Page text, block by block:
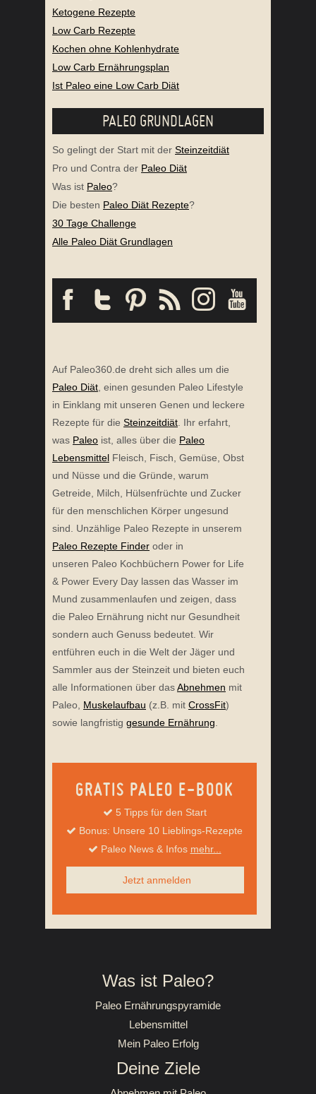
Ketogene Rezepte
Low Carb Rezepte
Kochen ohne Kohlenhydrate
Low Carb Ernährungsplan
Ist Paleo eine Low Carb Diät
PALEO GRUNDLAGEN
So gelingt der Start mit der Steinzeitdiät
Pro und Contra der Paleo Diät
Was ist Paleo?
Die besten Paleo Diät Rezepte?
30 Tage Challenge
Alle Paleo Diät Grundlagen
Auf Paleo360.de dreht sich alles um die
Paleo Diät , einen gesunden Paleo Lifestyle
in Einklang mit unseren Genen und leckere
Rezepte für die Steinzeitdiät . Ihr erfahrt,
was Paleo ist, alles über die Paleo
Lebensmittel Fleisch, Fisch, Gemüse, Obst
und Nüsse und die Gründe, warum
Getreide, Milch, Hülsenfrüchte und Zucker
für den menschlichen Körper ungesund
sind. Unzählige Paleo Rezepte in unserem
Paleo Rezepte Finder oder in
unseren Paleo Kochbüchern Power for Life
& Power Every Day lassen das Wasser im
Mund zusammenlaufen und zeigen, dass
die Paleo Ernährung nicht nur Gesundheit
sondern auch Genuss bedeutet. Wir
entführen euch in die Welt der Jäger und
Sammler aus der Steinzeit und bieten euch
alle Informationen über dasAbnehmen mit
Paleo, Muskelaufbau (z.B. mit CrossFit)
sowie langfristig gesunde Ernährung
GRATIS PALEO E-BOOK
5 Tipps für den Start
Bonus: Unsere 10 Lieblings-Rezepte
Paleo News & Infos mehr...
Jetzt anmelden
Was ist Paleo?
Paleo Ernährungspyramide
Lebensmittel
Mein Paleo Erfolg
Deine Ziele